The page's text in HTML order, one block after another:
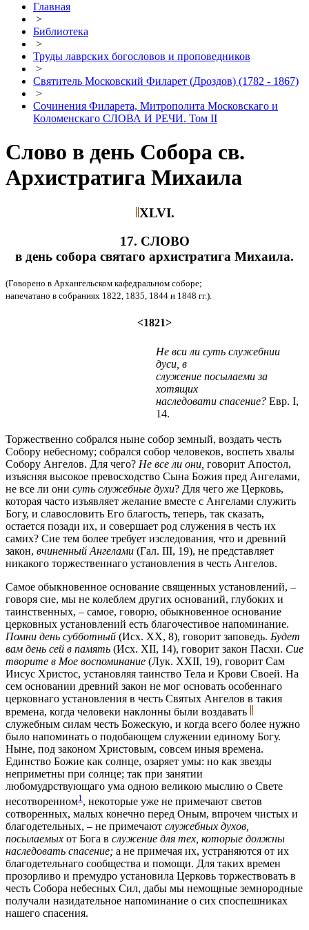
Главная
>
Библиотека
>
Труды лаврских богословов и проповедников
>
Святитель Московский Филарет (Дроздов) (1782 - 1867)
>
Сочинения Филарета, Митрополита Московскаго и
Коломенскаго СЛОВА И РЕЧИ. Том II
Слово в день Собора св.
Архистратига Михаила
XLVI.
17. СЛОВО
в день собора святаго архистратига Михаила.
(Говорено в Архангельском кафедральном соборе;
напечатано в собраниях 1822, 1835, 1844 и 1848 гг.).
<1821>
Не вси ли суть служебнии
дуси, в
служение посылаеми за
хотящих
наследовати спасение? Евр. I,
14.
Торжественно собрался ныне собор земный, воздать честь
Собору небесному; собрался собор человеков, воспеть хвалы
Собору Ангелов. Для чего? Не все ли они, говорит Апостол,
изъясняя высокое превосходство Сына Божия пред Ангелами,
не все ли они суть служебные духи? Для чего же Церковь,
которая часто изъявляет желание вместе с Ангелами служить
Богу, и славословить Его благость, теперь, так сказать,
остается позади их, и совершает род служения в честь их
самих? Сие тем более требует изследования, что и древний
закон, вчиненный Ангелами (Гал. III, 19), не представляет
никакого торжественнаго установления в честь Ангелов.
Самое обыкновенное основание священных установлений, –
говоря сие, мы не колеблем других оснований, глубоких и
таинственных, – самое, говорю, обыкновенное основание
церковных установлений есть благочестивое напоминание.
Помни день субботный (Исх. XX, 8), говорит заповедь. Будет
вам день сей в память (Исх. XII, 14), говорит закон Пасхи. Сие
творите в Мое воспоминание (Лук. XXII, 19), говорит Сам
Иисус Христос, установляя таинство Тела и Крови Своей. На
сем основании древний закон не мог основать особеннаго
церковнаго установления в честь Святых Ангелов в такия
времена, когда человеки наклонны были воздавать
служебным силам честь Божескую, и когда всего более нужно
было напоминать о подобающем служении единому Богу.
Ныне, под законом Христовым, совсем иныя времена.
Единство Божие как солнце, озаряет умы: но как звезды
неприметны при солнце; так при занятии
любомудрствующаго ума одною великою мыслию о Свете
несотворенном1 , некоторые уже не примечают светов
сотворенных, малых конечно перед Оным, впрочем чистых и
благодетельных, – не примечают служебных духов,
посылаемых от Бога в служение для тех, которые должны
наследовать спасение; а не примечая их, устраняются от их
благодетельнаго сообщества и помощи. Для таких времен
прозорливо и премудро установила Церковь торжествовать в
честь Собора небесных Сил, дабы мы немощные земнородные
получали назидательное напоминание о сих споспешниках
нашего спасения.